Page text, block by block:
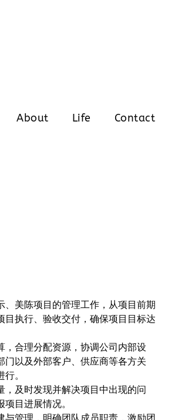
About Life Contact
、美陈项目的管理工作，从项目前期
目执行、验收交付，确保项目目标达
，合理分配资源，协调公司内部设
门以及外部客户、供应商等各方关
。
，及时发现并解决项目中出现的问
目进展情况。